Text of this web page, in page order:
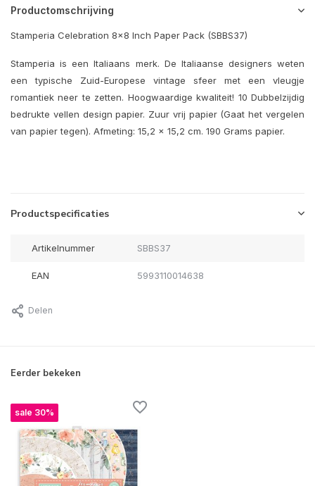
Productomschrijving
Stamperia Celebration 8x8 Inch Paper Pack (SBBS37)
Stamperia is een Italiaans merk. De Italiaanse designers weten
een typische Zuid-Europese vintage sfeer met een vleugje
romantiek neer te zetten. Hoogwaardige kwaliteit! 10 Dubbelzijdig
bedrukte vellen design papier. Zuur vrij papier (Gaat het vergelen
van papier tegen). Afmeting: 15,2 x 15,2 cm. 190 Grams papier.
Productspecificaties
Artikelnummer SBBS37
EAN 5993110014638
Delen
Eerder bekeken
sale 30%